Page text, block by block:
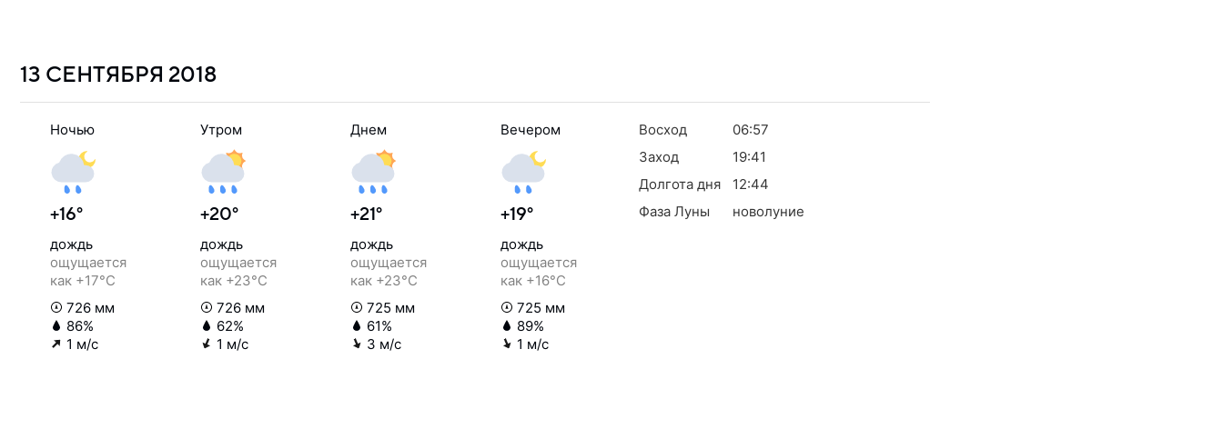
13 СЕНТЯБРЯ 2018
Ночью
+16°
дождь
ощущается
как +17°C
726 мм
86%
1 м/с
Утром
+20°
дождь
ощущается
как +23°C
726 мм
62%
1 м/с
Днем
+21°
дождь
ощущается
как +23°C
725 мм
61%
3 м/с
Вечером
+19°
дождь
ощущается
как +16°C
725 мм
89%
1 м/с
Восход
06:57
Заход
19:41
Долгота дня
12:44
Фаза Луны
новолуние